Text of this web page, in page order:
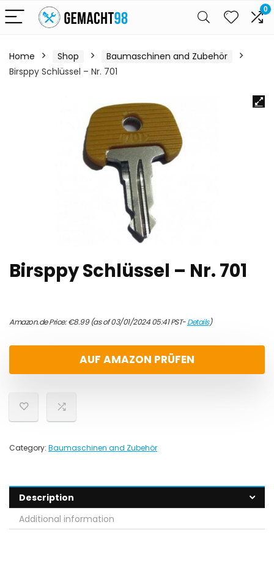
0
Home Shop
Baumaschinen and Zubehör
Birsppy Schlüssel – Nr. 701
Birsppy Schlüssel – Nr. 701
Amazon.de Price:€8.99(as of 03/01/2024 05:41 PST-Details)
AUF AMAZON PRÜFEN
Category: Baumaschinen and Zubehör
Description
Additional information